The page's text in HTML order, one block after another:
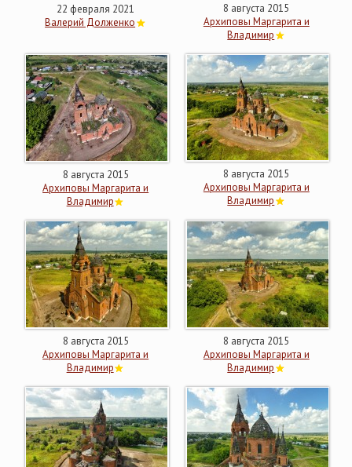
22 февраля 2021
Валерий Долженко
8 августа 2015
Архиповы Маргарита и
Владимир
8 августа 2015
Архиповы Маргарита и
Владимир
8 августа 2015
Архиповы Маргарита и
Владимир
8 августа 2015
Архиповы Маргарита и
Владимир
8 августа 2015
Архиповы Маргарита и
Владимир